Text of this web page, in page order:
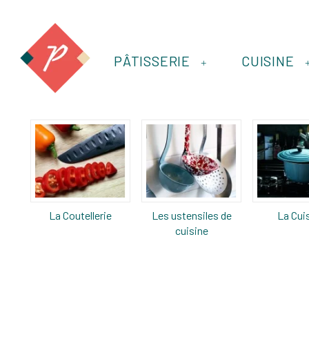
+
PÂTISSERIE CUISINE
La Coutellerie
Les ustensiles de
cuisine
La